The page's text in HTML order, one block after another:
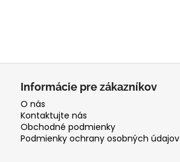
Informácie pre zákazníkov
O nás
Kontaktujte nás
Obchodné podmienky
Podmienky ochrany osobných údajov